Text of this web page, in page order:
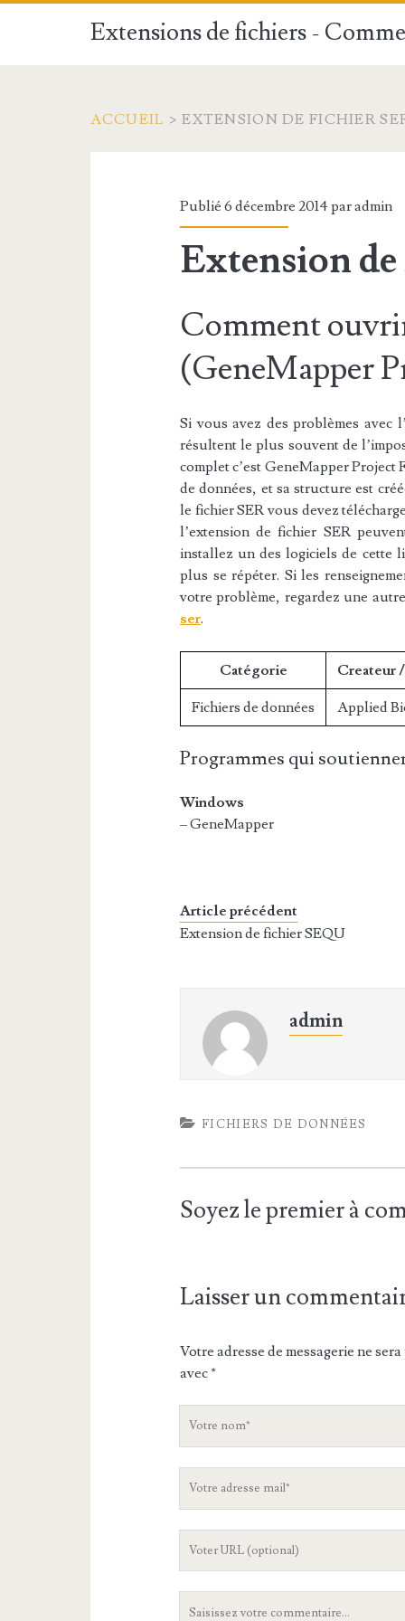
Extensions de fichiers -
ACCUEIL > EXTENSION DE FICHIER
Publié 6 décembre 2014 paradmin
Extension
Comment
(GeneMapper
Si vous avez des problèmes avec
résultent le plus souvent de
complet c’est GeneMapper Project
de données, et sa structure est
le fichier SER vous devez
l’extension de fichier SER
installez un des logiciels de cette
plus se répéter. Si les
votre problème, regardez une
ser.
Catégorie Createur
Fichiers de données Applied
Programmes qui
Windows
– GeneMapper
Article précédent
Extension de fichier SEQU
admin
FICHIERS DE DONNÉES
Soyez le premier à
Laisser un
Votre adresse de messagerie ne
avec*
V
n
m
V
a
L
RV